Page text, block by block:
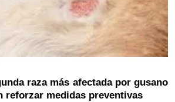
raza más afectada por gusano
reforzar medidas preventivas